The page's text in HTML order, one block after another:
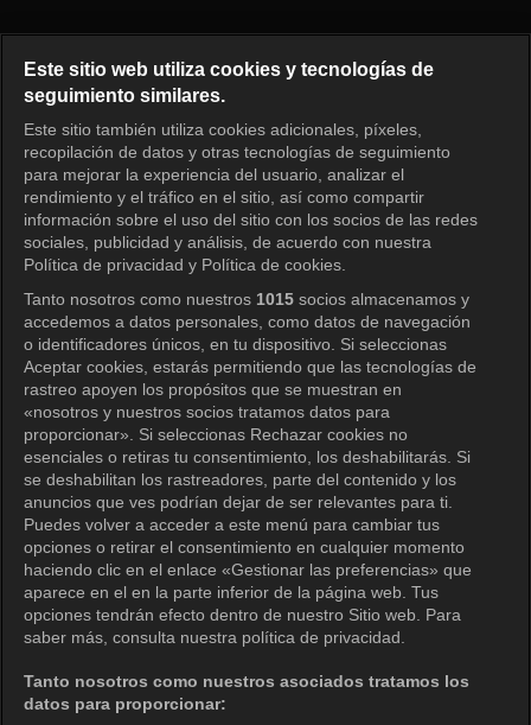
Iniciar sesión
Este sitio web utiliza cookies y tecnologías de
seguimiento similares.
Este sitio también utiliza cookies adicionales, píxeles,
recopilación de datos y otras tecnologías de seguimiento
para mejorar la experiencia del usuario, analizar el
rendimiento y el tráfico en el sitio, así como compartir
información sobre el uso del sitio con los socios de las redes
sociales, publicidad y análisis, de acuerdo con nuestra
Política de privacidad y Política de cookies.
Tanto nosotros como nuestros 1015 socios almacenamos y
accedemos a datos personales, como datos de navegación
o identificadores únicos, en tu dispositivo. Si seleccionas
Aceptar cookies, estarás permitiendo que las tecnologías de
rastreo apoyen los propósitos que se muestran en
«nosotros y nuestros socios tratamos datos para
proporcionar». Si seleccionas Rechazar cookies no
esenciales o retiras tu consentimiento, los deshabilitarás. Si
se deshabilitan los rastreadores, parte del contenido y los
anuncios que ves podrían dejar de ser relevantes para ti.
Puedes volver a acceder a este menú para cambiar tus
opciones o retirar el consentimiento en cualquier momento
haciendo clic en el enlace «Gestionar las preferencias» que
aparece en el en la parte inferior de la página web. Tus
opciones tendrán efecto dentro de nuestro Sitio web. Para
saber más, consulta nuestra política de privacidad.
Tanto nosotros como nuestros asociados tratamos los
datos para proporcionar: